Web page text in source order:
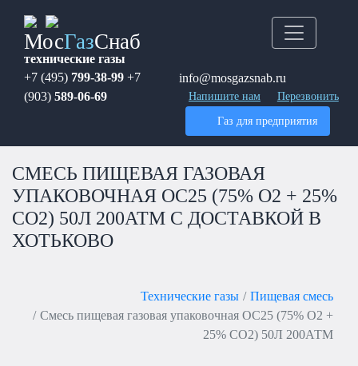
МосГазСнаб
технические газы
+7 (495) 799-38-99 +7
(903) 589-06-69
info@mosgazsnab.ru
Напишите нам Перезвонить
Газ для предприятия
СМЕСЬ ПИЩЕВАЯ ГАЗОВАЯ
УПАКОВОЧНАЯ OC25 (75% O2 + 25%
CO2) 50Л 200АТМ С ДОСТАВКОЙ В
ХОТЬКОВО
Технические газы
Пищевая смесь
Смесь пищевая газовая упаковочная OC25 (75% O2 +
25% CO2) 50Л 200АТМ